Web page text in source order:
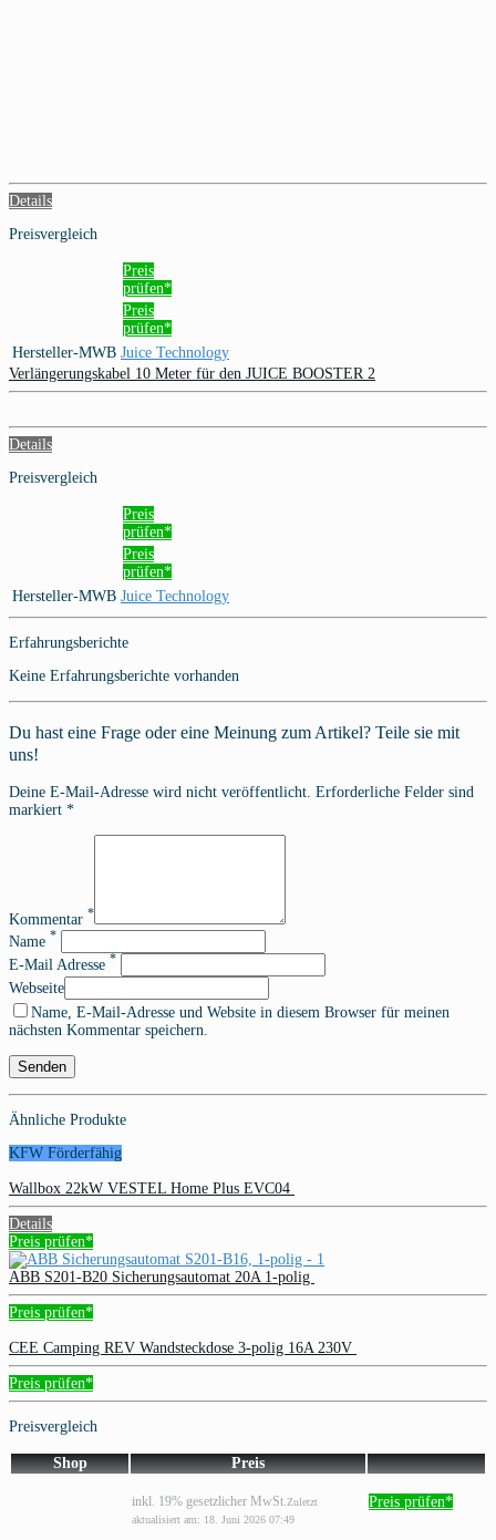
Details
Preisvergleich
Preis
prüfen*
Preis
prüfen*
Hersteller-MWB Juice Technology
Verlängerungskabel 10 Meter für den JUICE BOOSTER 2
Details
Preisvergleich
Preis
prüfen*
Preis
prüfen*
Hersteller-MWB Juice Technology
Erfahrungsberichte
Keine Erfahrungsberichte vorhanden
Du hast eine Frage oder eine Meinung zum Artikel? Teile sie mit
uns!
Deine E-Mail-Adresse wird nicht veröffentlicht. Erforderliche Felder sind
markiert *
Kommentar *
Name *
E-Mail Adresse *
Webseite
Name, E-Mail-Adresse und Website in diesem Browser für meinen
nächsten Kommentar speichern.
Ähnliche Produkte
KFW Förderfähig
Wallbox 22kW VESTEL Home Plus EVC04
Details
Preis prüfen*
ABB S201-B20 Sicherungsautomat 20A 1-polig
Preis prüfen*
CEE Camping REV Wandsteckdose 3-polig 16A 230V
Preis prüfen*
Preisvergleich
Shop Preis
inkl. 19% gesetzlicher MwSt.Zuletzt
aktualisiert am: 18. Juni 2026 07:49
Preis prüfen*